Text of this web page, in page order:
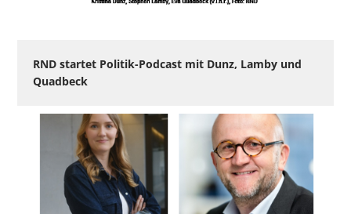
RND startet Politik-Podcast mit Dunz, Lamby und
Quadbeck